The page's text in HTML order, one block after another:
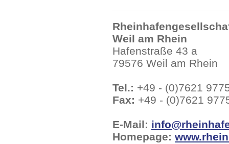
Weil am Rhein
Hafenstraße 43 a
79576 Weil am Rhein
Tel.: +49 - (0)7621
Fax: +49 - (0)7621
E-Mail:
Homepage: